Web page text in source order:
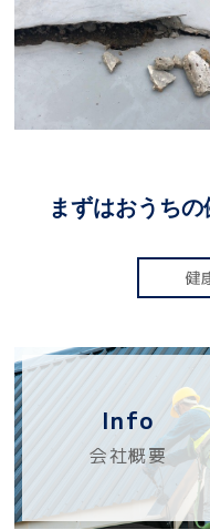
まずはおうち
健
Info
会社概要